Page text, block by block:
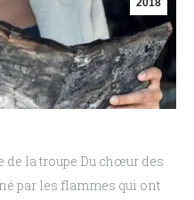
2018
de la troupe Du chœur des
par les flammes qui ont